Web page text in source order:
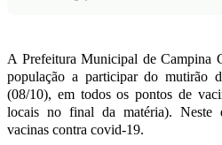
A Prefeitura Municipal de Campina
população a participar do mutirão
(08/10), em todos os pontos de
locais no final da matéria). Neste
vacinas contra covid-19.